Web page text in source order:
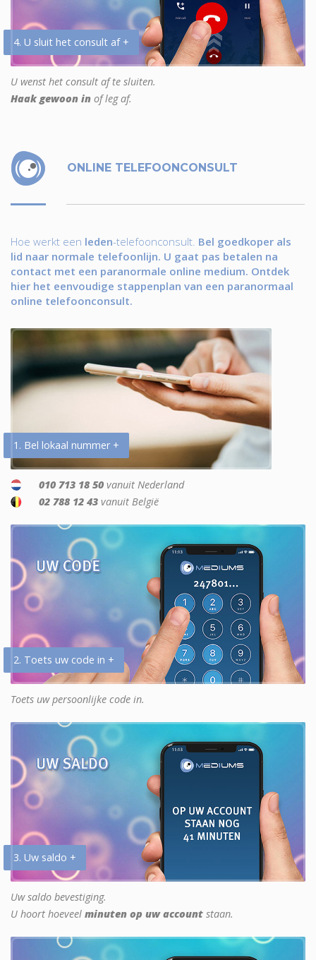
4. U sluit het consult af +
U wenst het consult af te sluiten.
Haak gewoon in of leg af.
ONLINE TELEFOONCONSULT
Hoe werkt een leden-telefoonconsult. Bel goedkoper als
lid naar normale telefoonlijn. U gaat pas betalen na
contact met een paranormale online medium. Ontdek
hier het eenvoudige stappenplan van een paranormaal
online telefoonconsult.
1. Bel lokaal nummer +
010 713 18 50 vanuit Nederland
02 788 12 43 vanuit België
2. Toets uw code in +
Toets uw persoonlijke code in.
3. Uw saldo +
Uw saldo bevestiging.
U hoort hoeveel minuten op uw account staan.